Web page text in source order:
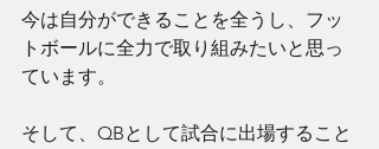
今は自分ができることを全うし、フッ
トボールに全力で取り組みたいと思っ
ています。
そして、QBとして試合に出場すること